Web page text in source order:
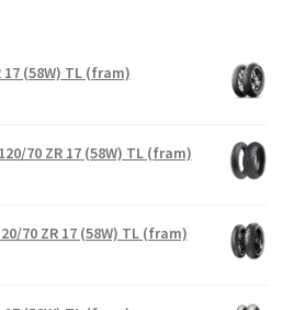
17 (58W) TL (fram)
70 ZR 17 (58W) TL (fram)
70 ZR 17 (58W) TL (fram)